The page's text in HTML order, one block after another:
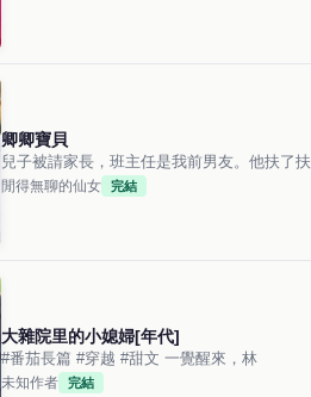
卿卿寶貝
兒子被請家長，班主任是我前男友。他扶了扶
閒得無聊的仙女 完結
大雜院里的小媳婦[年代]
#番茄長篇 #穿越 #甜文 一覺醒來，林
未知作者 完結